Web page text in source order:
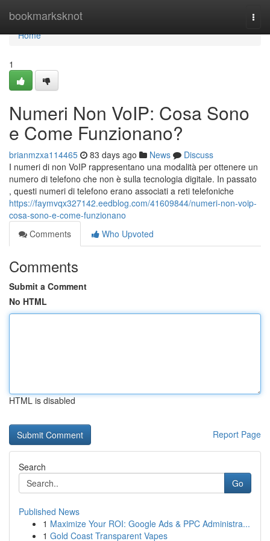
bookmarksknot
Home
Home
1
Numeri Non VoIP: Cosa Sono
e Come Funzionano?
brianmzxa114465 83 days ago News
Discuss
I numeri di non VoIP rappresentano una modalità per ottenere un
numero di telefono che non è sulla tecnologia digitale. In passato
, questi numeri di telefono erano associati a reti telefoniche
https://faymvqx327142.eedblog.com/41609844/numeri-non-voip-
cosa-sono-e-come-funzionano
Comments
Who Upvoted
Comments
Submit a Comment
No HTML
HTML is disabled
Report Page
Search
Go
Published News
1 Maximize Your ROI: Google Ads & PPC Administra...
1 Gold Coast Transparent Vapes